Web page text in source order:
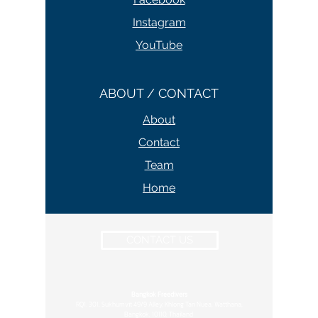
Instagram
YouTube
ABOUT / CONTACT
About
Contact
Team
Home